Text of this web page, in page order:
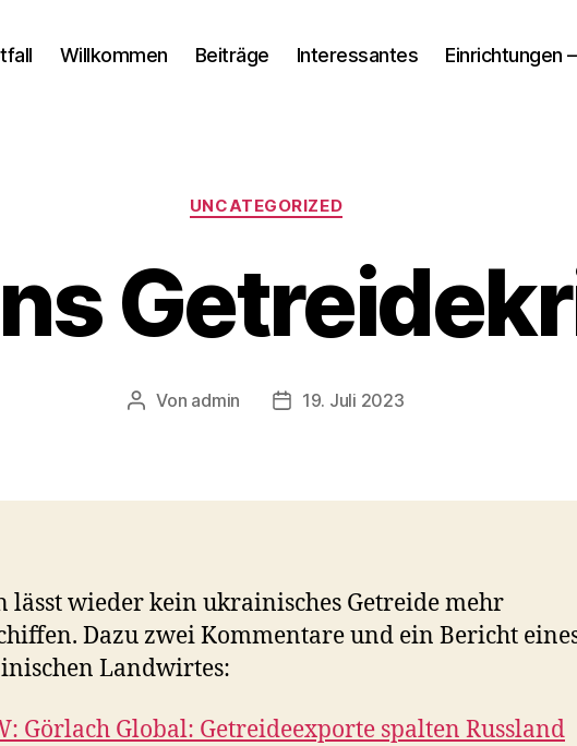
Willkommen Beiträge Interessantes Einrichtungen
Kategorien
UNCATEGORIZED
Beitragsautor
Von admin Veröffentlichungsdatum
19. Juli 2023
lässt wieder kein ukrainisches Getreide mehr
Dazu zwei Kommentare und ein Bericht
Landwirtes:
Görlach Global: Getreideexporte spalten Russland